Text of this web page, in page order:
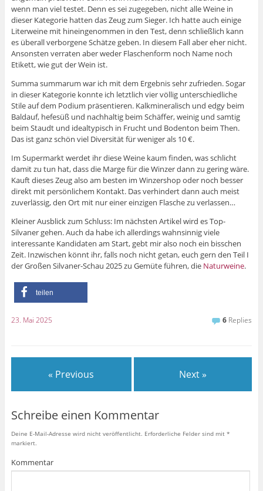
wenn man viel testet. Denn es sei zugegeben, nicht alle Weine in
dieser Kategorie hatten das Zeug zum Sieger. Ich hatte auch einige
Literweine mit hineingenommen in den Test, denn schließlich kann
es überall verborgene Schätze geben. In diesem Fall aber eher nicht.
Ansonsten verraten aber weder Flaschenform noch Name noch
Etikett, wie gut der Wein ist.
Summa summarum war ich mit dem Ergebnis sehr zufrieden. Sogar
in dieser Kategorie konnte ich letztlich vier völlig unterschiedliche
Stile auf dem Podium präsentieren. Kalkmineralisch und edgy beim
Baldauf, hefesüß und nachhaltig beim Schäffer, weinig und samtig
beim Staudt und idealtypisch in Frucht und Bodenton beim Then.
Das ist ganz schön viel Diversität für weniger als 10 €.
Im Supermarkt werdet ihr diese Weine kaum finden, was schlicht
damit zu tun hat, dass die Marge für die Winzer dann zu gering wäre.
Kauft dieses Zeug also am besten im Winzershop oder noch besser
direkt mit persönlichem Kontakt. Das verhindert dann auch meist
zuverlässig, den Ort mit nur einer einzigen Flasche zu verlassen…
Kleiner Ausblick zum Schluss: Im nächsten Artikel wird es Top-
Silvaner gehen. Auch da habe ich allerdings wahnsinnig viele
interessante Kandidaten am Start, gebt mir also noch ein bisschen
Zeit. Inzwischen könnt ihr, falls noch nicht getan, euch gern den Teil I
der Großen Silvaner-Schau 2025 zu Gemüte führen, die Naturweine.
teilen
23. Mai 2025 6 Replies
« Previous Next »
Schreibe einen Kommentar
Deine E-Mail-Adresse wird nicht veröffentlicht. Erforderliche Felder sind mit *
markiert.
Kommentar